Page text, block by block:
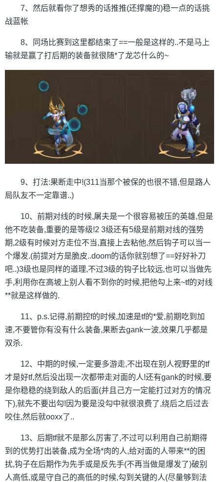
7、然后就看你了想秀的话推推(还撑魔的)稳一点的话挑
战蓝帐
8、同场比赛到这里都结束了==一般是这样的..不是马上
输就是赢了打后期的装备就很随*了龙芯什么的~
9、打法:果断走中!(311当那个被保的也很不错,但是路人
局队友不一定靠谱..)
10、前期对线的时候,屠夫是一个很容易被压的英雄,但是
他不吃装备,重要的是等级!2 3级还有5级是前期对线的强势
期,2级有时候对方走位不当,直接上去粘他,然后钩子可以当一
个爆发.(前提对方是脆皮..doom的话你就别想了==好好补刀
吧..)3级也是同样的道理,不过3级的钩子比较远,也可以当做先
手,利用你在高坡上别人看不到你的时候,把他勾上来~tf的对线
**就是这样做的.
11、p.s.记得,前期控f的时候,加速是tf的*爱,前期吃到加
速,不要管你有没有什么装备,果断去gank一波,效果几乎都是
双杀.
12、中期的时候,一定要多游走,不出现在别人视野里的tf
才是好tf,然后没出现一次都带走对面的人!还有gank的时候,要
是你稳稳的绕到敌人的后面(并且己方一定能打过对方的情况
下),就先不要出勾!因为要是没勾中就很浪费了,绕后之后过去
咬住,然后就ooxx了..
13、后期tf就不是那么厉害了,不过可以利用自己前期得
到的优势打出装备,成为全场*肉的人,给对面的人带来**的困
扰,钩子在后期作为先手或是反先手(不再当做是爆发了)破别
人高低,或是守自己的高低的时候,勾到关键的人(尽量够到法